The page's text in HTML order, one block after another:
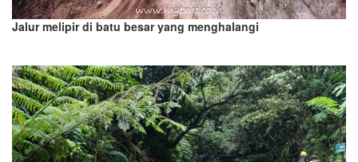
Jalur melipir di batu besar yang menghalangi